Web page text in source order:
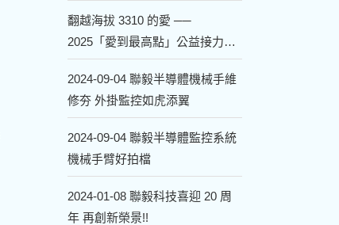
翻越海拔 3310 的愛 ──
2025「愛到最高點」公益接力
+單攻嘉明湖 !
2024-09-04 聯毅半導體機械手維
修夯 外掛監控如虎添翼
2024-09-04 聯毅半導體監控系統
機械手臂好拍檔
2024-01-08 聯毅科技喜迎 20 周
年 再創新榮景!!